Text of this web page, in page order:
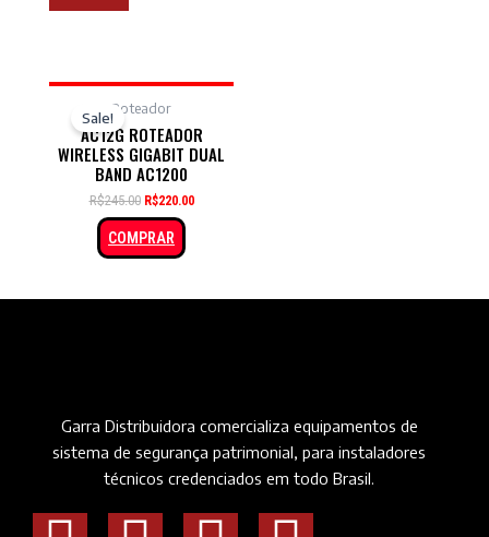
Sale!
Roteador
AC12G ROTEADOR
WIRELESS GIGABIT DUAL
BAND AC1200
R$245.00 R$220.00
COMPRAR
Garra Distribuidora comercializa equipamentos de
sistema de segurança patrimonial, para instaladores
técnicos credenciados em todo Brasil.